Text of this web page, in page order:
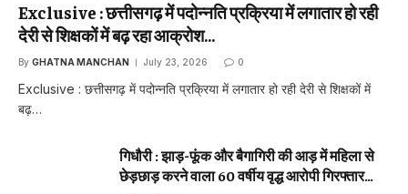
Exclusive : छत्तीसगढ़ में पदोन्नति प्रक्रिया में लगातार हो रही
देरी से शिक्षकों में बढ़ रहा आक्रोश…
By GHATNA MANCHAN July 23, 2026 0
Exclusive : छत्तीसगढ़ में पदोन्नति प्रक्रिया में लगातार हो रही देरी से शिक्षकों में
बढ़…
गिधौरी : झाड़-फूंक और बैगागिरी की आड़ में महिला से
छेड़छाड़ करने वाला 60 वर्षीय वृद्ध आरोपी गिरफ्तार…